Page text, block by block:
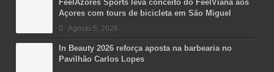
FeelAzores Sports leva conceito do FeelViana aos
Açores com tours de bicicleta em São Miguel
Agosto 5, 2026
In Beauty 2026 reforça aposta na barbearia no
Pavilhão Carlos Lopes